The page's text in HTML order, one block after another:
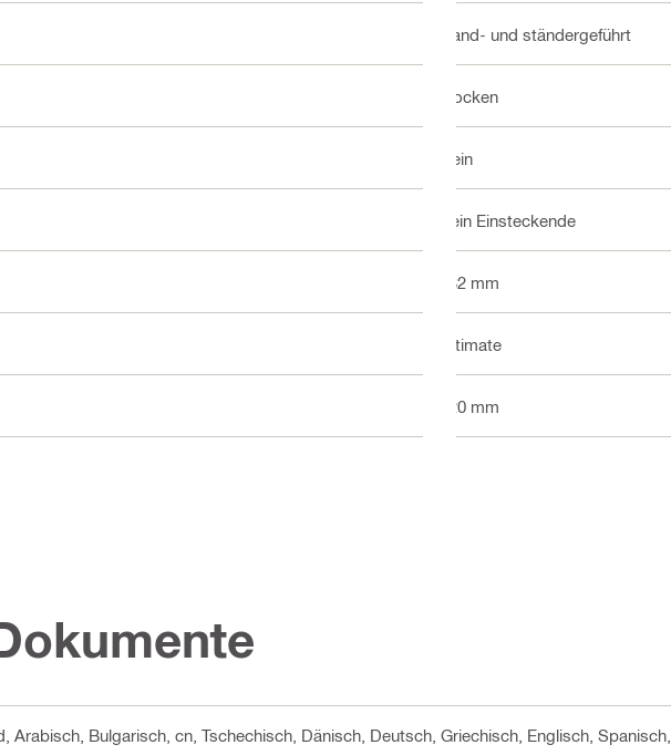
Hand- und ständergeführt
Trocken
Nein
Kein Einsteckende
132 mm
Ultimate
320 mm
, Arabisch, Bulgarisch, cn, Tschechisch, Dänisch, Deutsch, Griechisch, Englisch,